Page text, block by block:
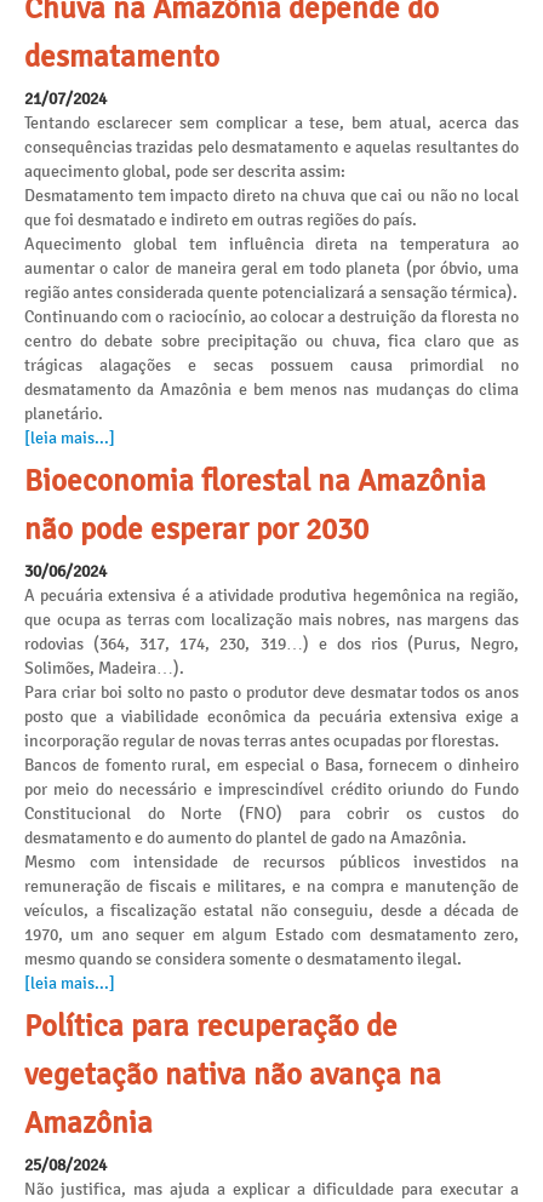
Chuva na Amazônia depende do
desmatamento
21/07/2024
Tentando esclarecer sem complicar a tese, bem atual, acerca das
consequências trazidas pelo desmatamento e aquelas resultantes do
aquecimento global, pode ser descrita assim:
Desmatamento tem impacto direto na chuva que cai ou não no local
que foi desmatado e indireto em outras regiões do país.
Aquecimento global tem influência direta na temperatura ao
aumentar o calor de maneira geral em todo planeta (por óbvio, uma
região antes considerada quente potencializará a sensação térmica).
Continuando com o raciocínio, ao colocar a destruição da floresta no
centro do debate sobre precipitação ou chuva, fica claro que as
trágicas alagações e secas possuem causa primordial no
desmatamento da Amazônia e bem menos nas mudanças do clima
planetário.
[leia mais...]
Bioeconomia florestal na Amazônia
não pode esperar por 2030
30/06/2024
A pecuária extensiva é a atividade produtiva hegemônica na região,
que ocupa as terras com localização mais nobres, nas margens das
rodovias (364, 317, 174, 230, 319…) e dos rios (Purus, Negro,
Solimões, Madeira…).
Para criar boi solto no pasto o produtor deve desmatar todos os anos
posto que a viabilidade econômica da pecuária extensiva exige a
incorporação regular de novas terras antes ocupadas por florestas.
Bancos de fomento rural, em especial o Basa, fornecem o dinheiro
por meio do necessário e imprescindível crédito oriundo do Fundo
Constitucional do Norte (FNO) para cobrir os custos do
desmatamento e do aumento do plantel de gado na Amazônia.
Mesmo com intensidade de recursos públicos investidos na
remuneração de fiscais e militares, e na compra e manutenção de
veículos, a fiscalização estatal não conseguiu, desde a década de
1970, um ano sequer em algum Estado com desmatamento zero,
mesmo quando se considera somente o desmatamento ilegal.
[leia mais...]
Política para recuperação de
vegetação nativa não avança na
Amazônia
25/08/2024
Não justifica, mas ajuda a explicar a dificuldade para executar a